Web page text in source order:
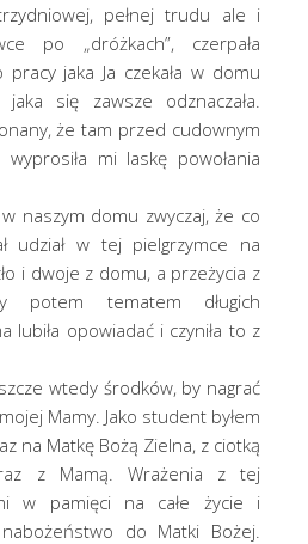
pełnej trudu ale i
po „dróżkach”, czerpała
jaka Ja czekała w domu
się zawsze odznaczała.
że tam przed cudownym
mi laskę powołania
naszym domu zwyczaj, że co
udział w tej pielgrzymce na
i dwoje z domu, a przeżycia z
potem tematem długich
lubiła opowiadać i czyniła to z
wtedy środków, by nagrać
Mamy. Jako student byłem
na Matkę Bożą Zielna, z ciotką
z Mamą. Wrażenia z tej
w pamięci na całe życie i
do Matki Bożej.